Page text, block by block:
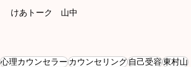
けあトーク　山中
心理カウンセラーカウンセリング自己受容東村山